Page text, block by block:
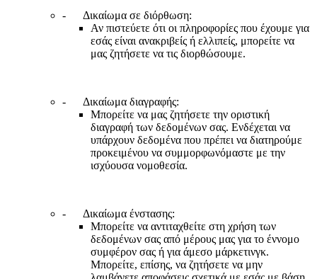
- Δικαίωμα σε διόρθωση:
Αν πιστεύετε ότι οι πληροφορίες που έχουμε για
εσάς είναι ανακριβείς ή ελλιπείς, μπορείτε να
μας ζητήσετε να τις διορθώσουμε.
- Δικαίωμα διαγραφής:
Μπορείτε να μας ζητήσετε την οριστική
διαγραφή των δεδομένων σας. Ενδέχεται να
υπάρχουν δεδομένα που πρέπει να διατηρούμε
προκειμένου να συμμορφωνόμαστε με την
ισχύουσα νομοθεσία.
- Δικαίωμα ένστασης:
Μπορείτε να αντιταχθείτε στη χρήση των
δεδομένων σας από μέρους μας για το έννομο
συμφέρον σας ή για άμεσο μάρκετινγκ.
Μπορείτε, επίσης, να ζητήσετε να μην